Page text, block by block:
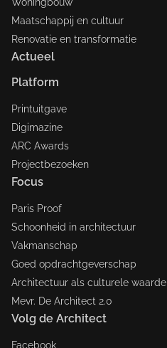
Maatschappij en cultuur
Renovatie en transformatie
Actueel
Platform
Printuitgave
Digimazine
ARC Awards
Projectbezoeken
Focus
Paris Proof
Schoonheid in architectuur
Vakmanschap
Goed opdrachtgeverschap
Architectuur als culturele waarde
Mevr. De Architect 2.0
Volg de Architect
Facebook